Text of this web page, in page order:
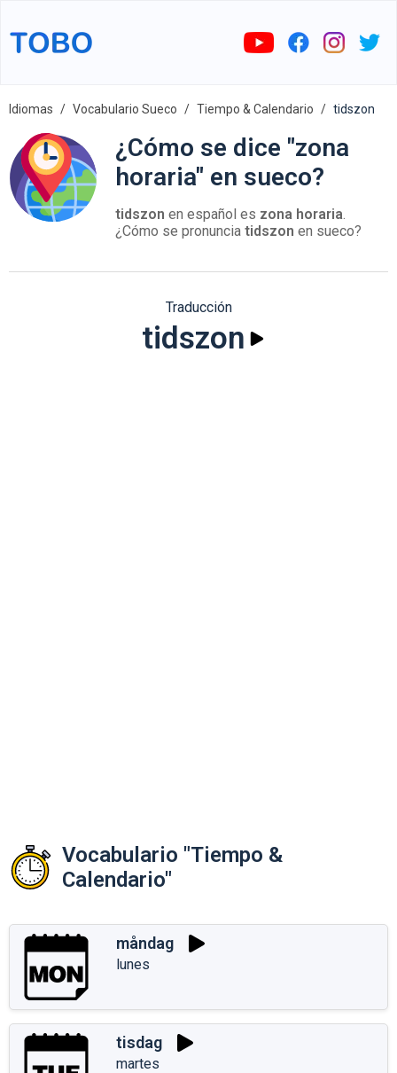
Idiomas Vocabulario Sueco Tiempo & Calendario tidszon
¿Cómo se dice "zona
horaria" en sueco?
tidszon en español es zona horaria.
¿Cómo se pronuncia tidszon en sueco?
Traducción
tidszon
Vocabulario "Tiempo &
Calendario"
måndag
lunes
tisdag
martes